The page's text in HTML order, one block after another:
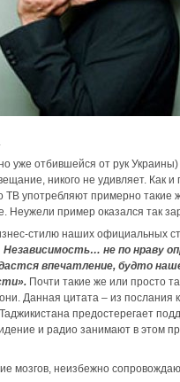
уже отбившейся от рук
никого не удивляет. Как
ТВ употребляют примерно такие
Неужели пример оказался так
стилю наших официальных
не по нраву
впечатление, будто
Почти такие же или просто
Данная цитата – из послания
предостерегает
и радио занимают в этом
мозгов, неизбежно